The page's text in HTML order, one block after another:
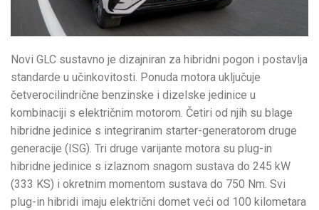
Novi GLC sustavno je dizajniran za hibridni pogon i postavlja
standarde u učinkovitosti. Ponuda motora uključuje
četverocilindrične benzinske i dizelske jedinice u
kombinaciji s električnim motorom. Četiri od njih su blage
hibridne jedinice s integriranim starter-generatorom druge
generacije (ISG). Tri druge varijante motora su plug-in
hibridne jedinice s izlaznom snagom sustava do 245 kW
(333 KS) i okretnim momentom sustava do 750 Nm. Svi
plug-in hibridi imaju električni domet veći od 100 kilometara